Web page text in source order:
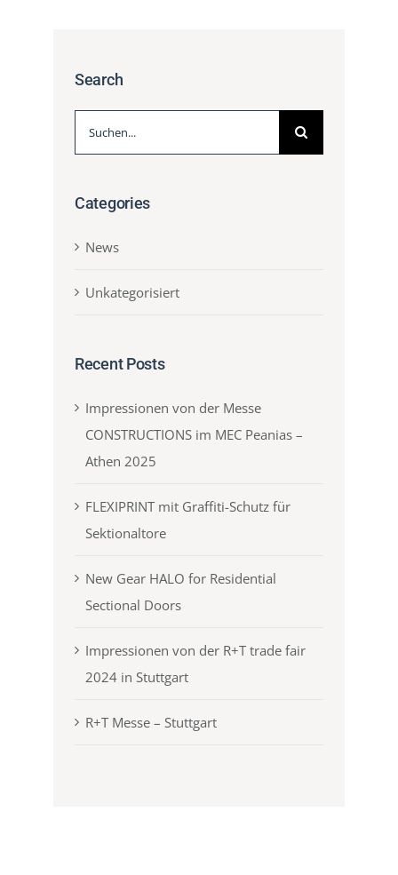
Search
nach:
Categories
News
Unkategorisiert
Recent Posts
Impressionen von der Messe
CONSTRUCTIONS im MEC Peanias –
Athen 2025
FLEXIPRINT mit Graffiti-Schutz für
Sektionaltore
New Gear HALO for Residential
Sectional Doors
Impressionen von der R+T trade fair
2024 in Stuttgart
R+T Messe – Stuttgart